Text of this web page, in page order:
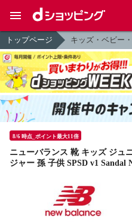
トップページ キッズ・ベビー
8/6 時点_ポイント最大11倍
ニューバランス 靴 キッズ ジュ
ジャー 孫 子供 SPSD v1 Sandal